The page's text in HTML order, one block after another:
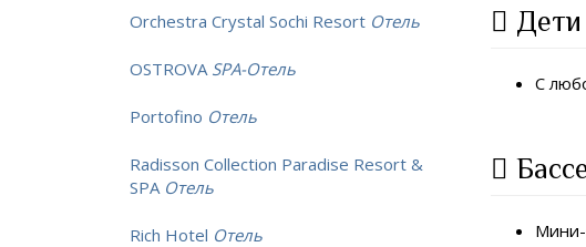
Дети
С
Мини-
Orchestra Crystal Sochi Resort Отель
OSTROVA SPA-Отель
Portofino Отель
Radisson Collection Paradise Resort &
SPA Отель
Rich Hotel Отель